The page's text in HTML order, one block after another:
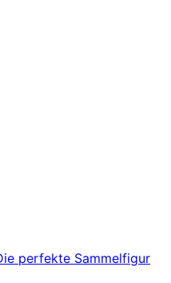
perfekte Sammelfigur